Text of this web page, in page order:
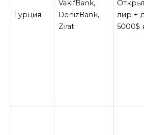
Турция
VakifBank,
DenizBank,
Zirat
лир +
5000$